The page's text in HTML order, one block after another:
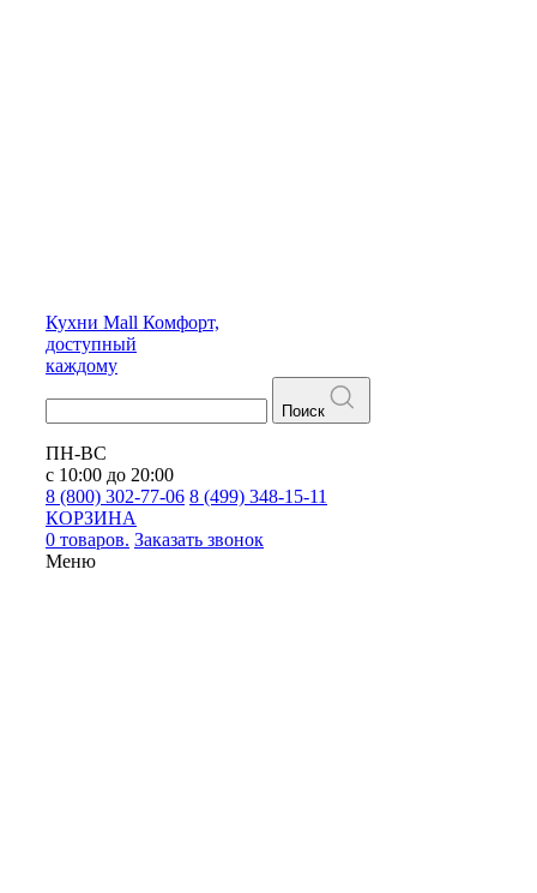
Кухни Mall Комфорт,
доступный
каждому
Поиск
ПН-ВС
с 10:00 до 20:00
8 (800) 302-77-06 8 (499) 348-15-11
КОРЗИНА
0 товаров. Заказать звонок
Меню